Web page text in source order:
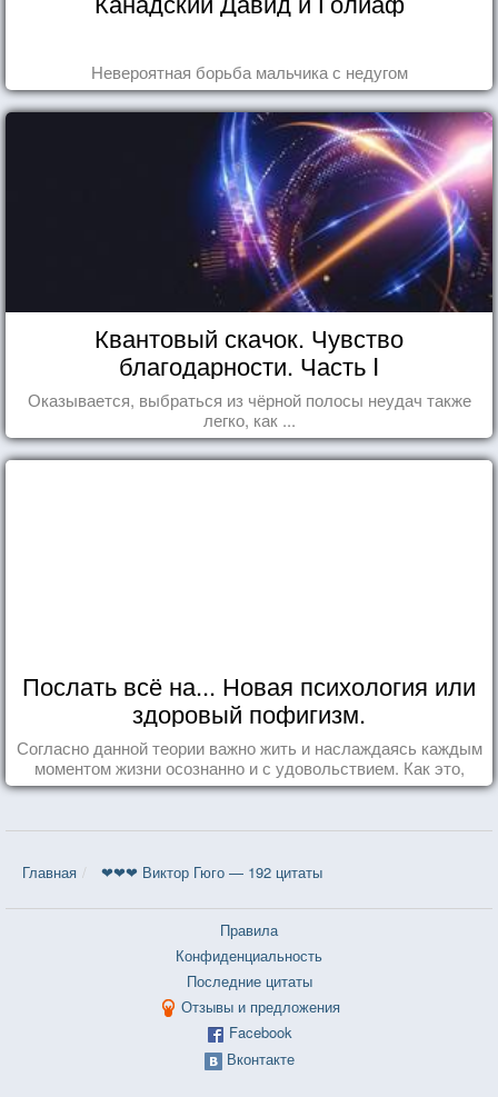
Невероятная борьба мальчика с недугом
Квантовый скачок. Чувство
благодарности. Часть I
Оказывается, выбраться из чёрной полосы неудач также
легко, как ...
Послать всё на... Новая психология или
здоровый пофигизм.
Согласно данной теории важно жить и наслаждаясь каждым
моментом жизни осознанно и с удовольствием. Как это,
попробуем разобраться на реальных примерах.
Главная ❤❤❤ Виктор Гюго — 192 цитаты
Правила
Конфиденциальность
Последние цитаты
Отзывы и предложения
Facebook
Вконтакте